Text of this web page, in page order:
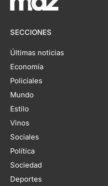
SECCIONES
Últimas noticias
Economía
Policiales
Mundo
Estilo
Vinos
Sociales
Política
Sociedad
Deportes